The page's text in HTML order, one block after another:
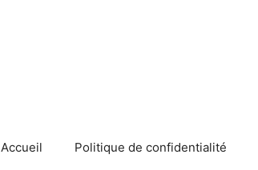
Accueil Politique de confidentialité